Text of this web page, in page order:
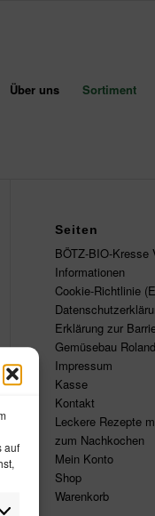
auf
Über uns Sortiment
Seiten
BÖTZ-BIO-Kresse
Informationen
Cookie-Richtlinie
Erklärung zur
Gemüsebau
Impressum
Kasse
Kontakt
Leckere Rezepte
zum Nachkochen
Mein Konto
Shop
Warenkorb